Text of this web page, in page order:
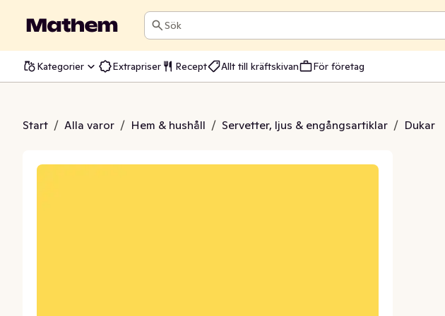
Sök
Kategorier Extrapriser Recept Allt till kräftskivan För företag
Start / Alla varor / Hem & hushåll / Servetter, ljus & engångsartiklar / Dukar
138x220cm